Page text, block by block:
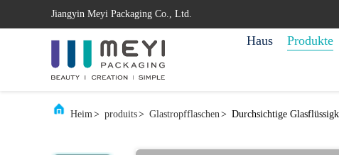
Jiangyin Meyi Packaging Co., Ltd.
Haus Produkte
Heim> produits> Glastropfflaschen> Durchsichtige